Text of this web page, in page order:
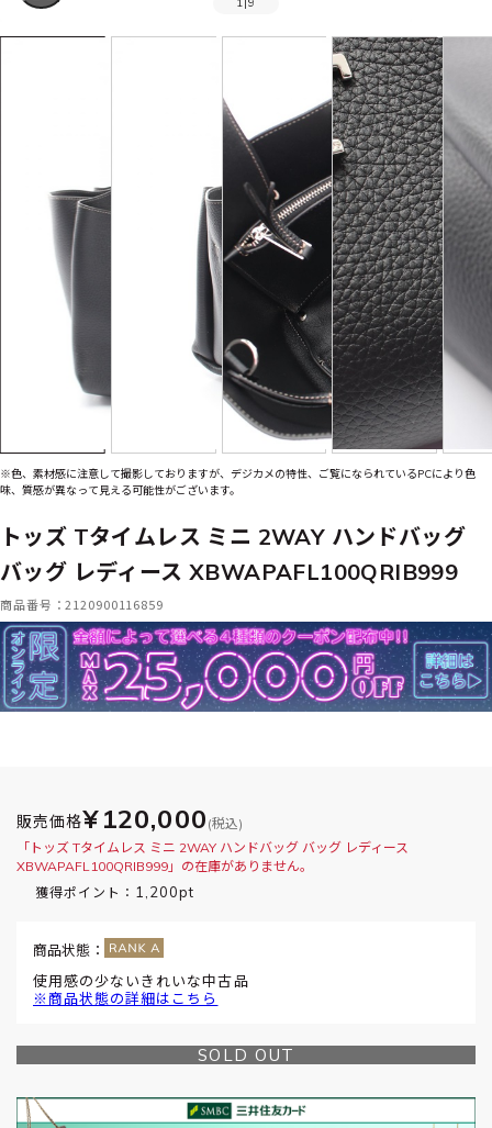
SOLD OUT
※色、素材感に注意して撮影しておりますが、デジカメの特性、ご覧になられているPCにより色
味、質感が異なって見える可能性がございます。
トッズ Tタイムレス ミニ 2WAY ハンドバッグ
バッグ レディース XBWAPAFL100QRIB999
商品番号：2120900116859
販売価格¥120,000 (税込)
「トッズ Tタイムレス ミニ 2WAY ハンドバッグ バッグ レディース
XBWAPAFL100QRIB999」の在庫がありません。
獲得ポイント： 1,200pt
商品状態：
使用感の少ないきれいな中古品
※商品状態の詳細はこちら
SOLD OUT